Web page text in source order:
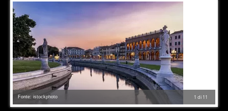
1 di 11
Fonte: istockphoto